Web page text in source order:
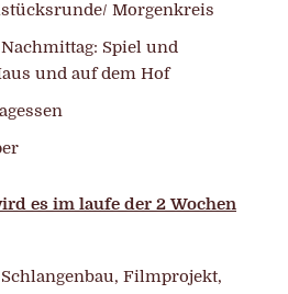
Morgenkreis
Spiel und
und auf dem Hof
es im laufe der 2 Wochen
Filmprojekt,